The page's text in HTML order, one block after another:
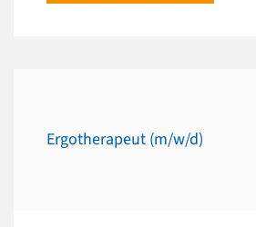
Ergotherapeut (m/w/d)